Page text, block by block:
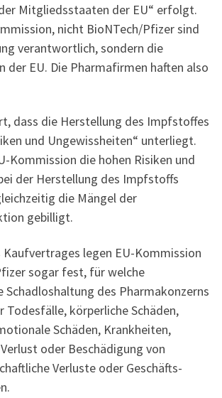
Mitgliedsstaaten der EU“ erfolgt.
nicht BioNTech/Pfizer sind
verantwortlich, sondern die
der EU. Die Pharmafirmen haften also
dass die Herstellung des Impfstoffes
und Ungewissheiten“ unterliegt.
Kommission die hohen Risiken und
der Herstellung des Impfstoffs
die Mängel der
gebilligt.
Kaufvertrages legen EU-Kommission
sogar fest, für welche
Schadloshaltung des Pharmakonzerns
Todesfälle, körperliche Schäden,
Schäden, Krankheiten,
oder Beschädigung von
Verluste oder Geschäfts-